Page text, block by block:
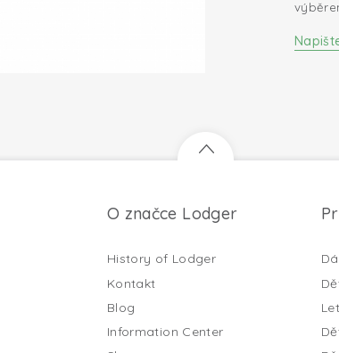
O značce Lodger
History of Lodger
Kontakt
Blog
Information Center